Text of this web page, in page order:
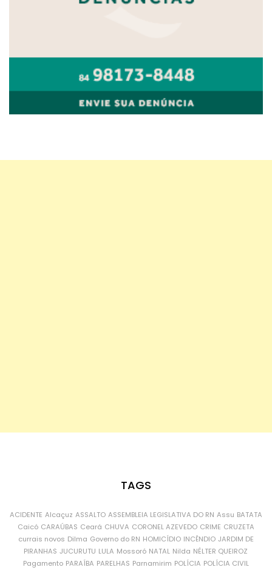
TAGS
ACIDENTE Alcaçuz ASSALTO ASSEMBLEIA LEGISLATIVA DO RN Assu BATATA
Caicó CARAÚBAS Ceará CHUVA CORONEL AZEVEDO CRIME CRUZETA
currais novos Dilma Governo do RN HOMICÍDIO INCÊNDIO JARDIM DE
PIRANHAS JUCURUTU LULA Mossoró NATAL Nilda NÉLTER QUEIROZ
Pagamento PARAÍBA PARELHAS Parnamirim POLÍCIA POLÍCIA CIVIL